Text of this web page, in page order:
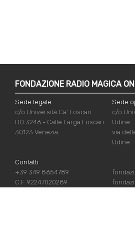
FONDAZIONE RADIO MAGICA
Sede legale
c/o Università Ca' Foscari
DD 3246 - Calle Larga Foscari
30123 Venezia
Sede
c/o
Udine
via
Udine
Contatti
+39 349 8654789
C.F. 92247020289